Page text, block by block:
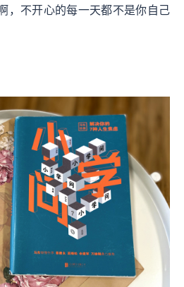
，不开心的每一天都不是你自己